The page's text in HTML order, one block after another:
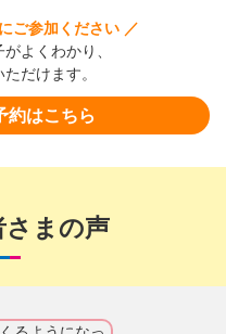
ご参加ください ／
よくわかり、
だけます。
約はこちら
さまの声